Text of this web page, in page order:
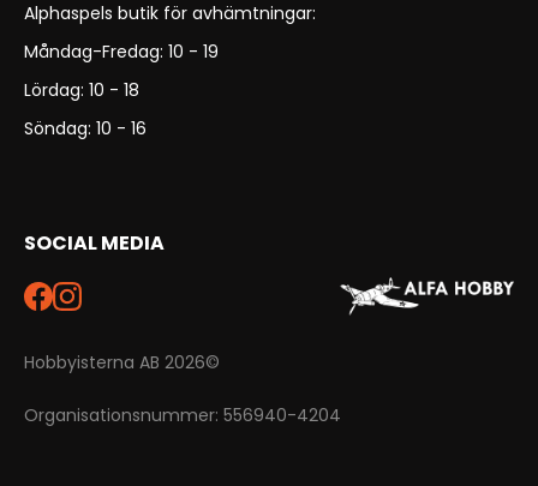
Alphaspels butik för avhämtningar:
Måndag-Fredag: 10 - 19
Lördag: 10 - 18
Söndag: 10 - 16
SOCIAL MEDIA
Hobbyisterna AB 2026©
Organisationsnummer: 556940-4204